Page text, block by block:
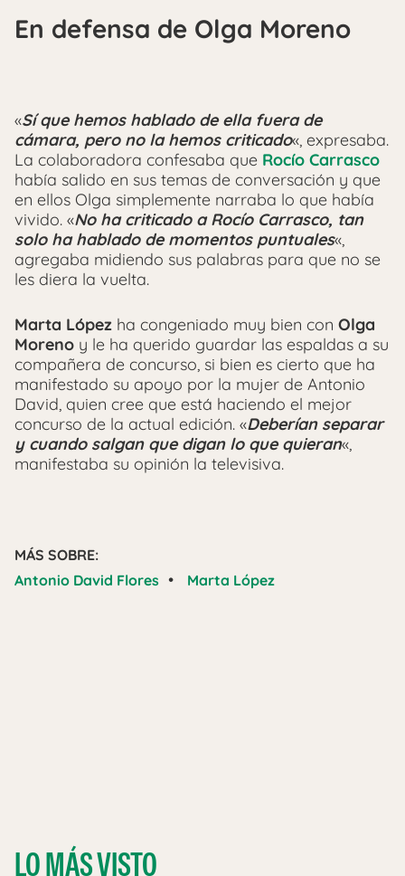
En defensa de Olga Moreno
«Sí que hemos hablado de ella fuera de
cámara, pero no la hemos criticado«, expresaba.
La colaboradora confesaba que Rocío Carrasco
había salido en sus temas de conversación y que
en ellos Olga simplemente narraba lo que había
vivido. «No ha criticado a Rocío Carrasco, tan
solo ha hablado de momentos puntuales«,
agregaba midiendo sus palabras para que no se
les diera la vuelta.
Marta López ha congeniado muy bien con Olga
Moreno y le ha querido guardar las espaldas a su
compañera de concurso, si bien es cierto que ha
manifestado su apoyo por la mujer de Antonio
David, quien cree que está haciendo el mejor
concurso de la actual edición. «Deberían separar
y cuando salgan que digan lo que quieran«,
manifestaba su opinión la televisiva.
MÁS SOBRE:
Antonio David Flores • Marta López
LO MÁS VISTO